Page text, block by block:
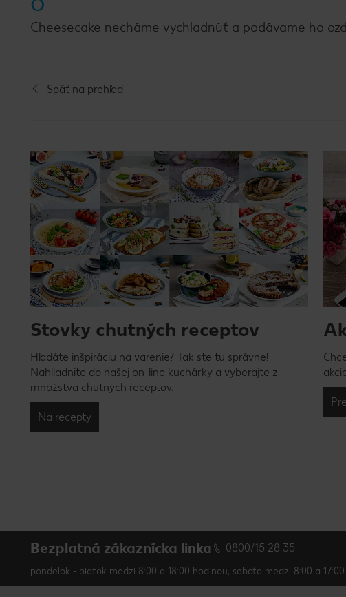
Cheesecake necháme vychladnúť a podávame ho
Späť na prehľad
Stovky chutných receptov
Hľadáte inšpiráciu na varenie? Tak ste tu správne!
Nahliadnite do našej on-line kuchárky a vyberajte z
množstva chutných receptov.
Na recepty
Bezplatná zákaznícka linka 0800/15 28 35
pondelok - piatok medzi 8:00 a 18:00 hodinou, sobota medzi 8:00 a